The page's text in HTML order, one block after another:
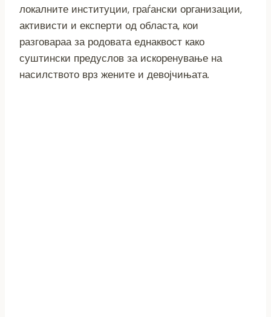
локалните институции, граѓански организации,
активисти и експерти од областа, кои
разговараа за родовата еднаквост како
суштински предуслов за искоренување на
насилството врз жените и девојчињата.